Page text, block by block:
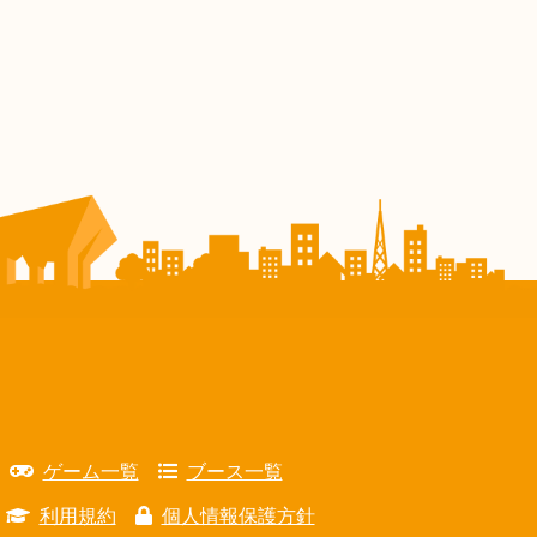
ゲーム一覧 ブース一覧
利用規約 個人情報保護方針